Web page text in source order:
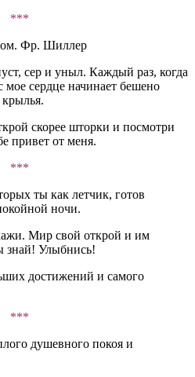
***
Фр. Шиллер
сер и уныл. Каждый раз, когда
сердце начинает бешено
крылья.
скорее шторки и посмотри
привет от меня.
***
ты как летчик, готов
ночи.
Мир свой открой и им
Улыбнись!
достижений и самого
***
душевного покоя и